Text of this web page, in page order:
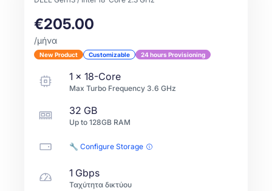
€205.00
/μήνα
New Product Customizable 24 hours Provisioning
1 x 18-Core
Max Turbo Frequency 3.6 GHz
32 GB
Up to 128GB RAM
🔧 Configure Storage
1 Gbps
Ταχύτητα δικτύου